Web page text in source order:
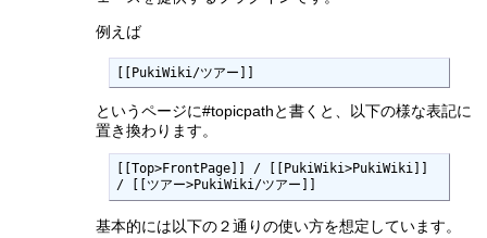
例えば
[[PukiWiki/ツアー]]
というページに#topicpathと書くと、以下の様な表記に
置き換わります。
[[Top>FrontPage]] / [[PukiWiki>PukiWiki]]
/ [[ツアー>PukiWiki/ツアー]]
基本的には以下の２通りの使い方を想定しています。